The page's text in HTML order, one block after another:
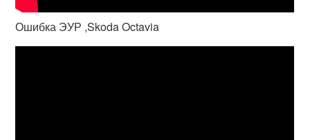
Ошибка ЭУР ,Skoda Octavia